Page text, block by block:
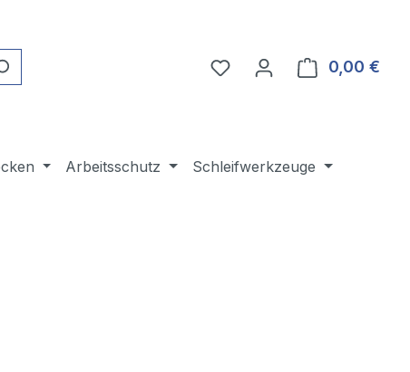
Du hast 0 Produkte auf
0,00 €
Arbeitsschutz
Schleifwerkzeuge